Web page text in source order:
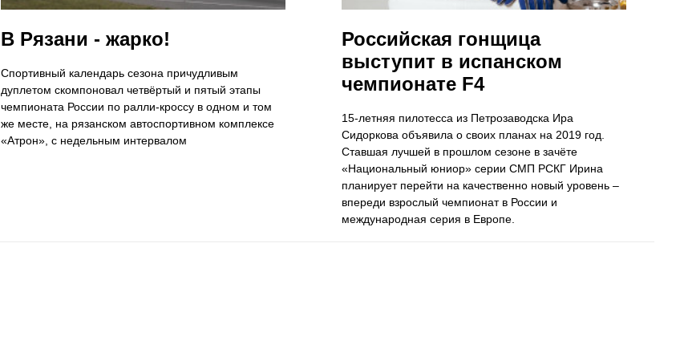
​В Рязани - жарко!
Спортивный календарь сезона причудливым
дуплетом скомпоновал четвёртый и пятый этапы
чемпионата России по ралли-кроссу в одном и том
же месте, на рязанском автоспортивном комплексе
«Атрон», с недельным интервалом
Российская гонщица
выступит в испанском
чемпионате F4
15-летняя пилотесса из Петрозаводска Ира
Сидоркова объявила о своих планах на 2019 год.
Ставшая лучшей в прошлом сезоне в зачёте
«Национальный юниор» серии СМП РСКГ Ирина
планирует перейти на качественно новый уровень –
впереди взрослый чемпионат в России и
международная серия в Европе.